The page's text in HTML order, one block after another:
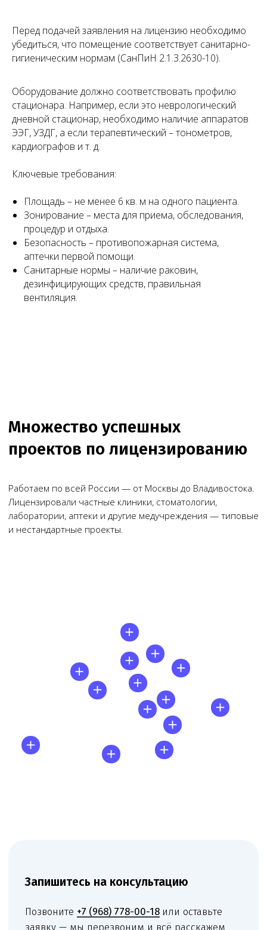
Перед подачей заявления на лицензию необходимо
убедиться, что помещение соответствует санитарно-
гигиеническим нормам (СанПиН 2.1.3.2630-10).
Оборудование должно соответствовать профилю
стационара. Например, если это неврологический
дневной стационар, необходимо наличие аппаратов
ЭЭГ, УЗДГ, а если терапевтический – тонометров,
кардиографов и т. д.
Ключевые требования:
Площадь – не менее 6 кв. м на одного пациента.
Зонирование – места для приема, обследования,
процедур и отдыха.
Безопасность – противопожарная система,
аптечки первой помощи.
Санитарные нормы – наличие раковин,
дезинфицирующих средств, правильная
вентиляция.
ближайшее время
данных в соответствии сСогласием
на обработку персональных данных
Заказать звонок
Запишитесь
на консультацию
+7 (495) 188-17-82
Нам доверяют свой бизнес